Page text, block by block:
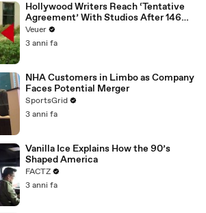
Hollywood Writers Reach ‘Tentative
Agreement’ With Studios After 146
Day Strike
Veuer
3 anni fa
NHA Customers in Limbo as Company
Faces Potential Merger
SportsGrid
3 anni fa
Vanilla Ice Explains How the 90’s
Shaped America
FACTZ
3 anni fa